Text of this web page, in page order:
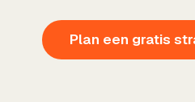
Plan een gratis